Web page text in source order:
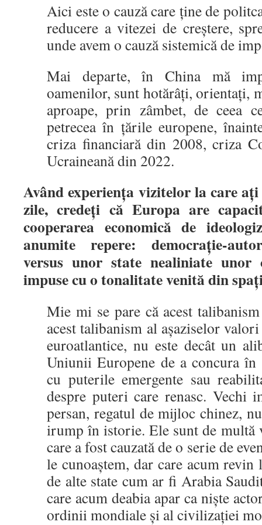
Aici este o cauză care ține de
reducere a vitezei de creștere,
unde avem o cauză sistemică de
Mai departe, în China mă
oamenilor, sunt hotărâți, orientați,
aproape, prin zâmbet, de ceea
petrecea în țările europene,
criza financiară din 2008, criza
Ucraineană din 2022.
Având experiența vizitelor la care
zile, credeți că Europa are
cooperarea economică de
anumite repere: democrație-
versus unor state nealiniate unor
impuse cu o tonalitate venită din spaț
Mie mi se pare că acest
acest talibanism al așaziselor
euroatlantice, nu este decât un
Uniunii Europene de a concura în
cu puterile emergente sau
despre puteri care renasc. Vechi
persan, regatul de mijloc chinez,
irump în istorie. Ele sunt de multă
care a fost cauzată de o serie de
le cunoaștem, dar care acum revin
de alte state cum ar fi Arabia
care acum deabia apar ca niște
ordinii mondiale și al civilizației